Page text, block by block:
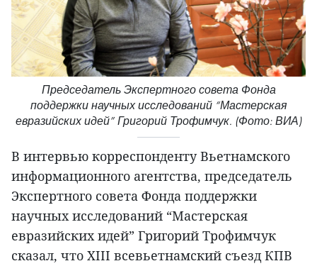
Председатель Экспертного совета Фонда
поддержки научных исследований “Мастерская
евразийских идей” Григорий Трофимчук. (Фото: ВИА)
В интервью корреспонденту Вьетнамского
информационного агентства, председатель
Экспертного совета Фонда поддержки
научных исследований “Мастерская
евразийских идей” Григорий Трофимчук
сказал, что XIII всевьетнамский съезд КПВ